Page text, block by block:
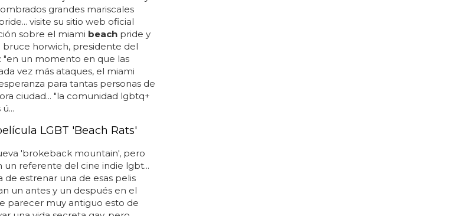
directamente si esto es así y ha
mí, hacer un orgullo es una de
lo contamos hace semanas:
primera vez, en el orgullo gay
provocó reacciones al respecto:
PREVISTO PARA EL 16 DE ABRIL DE
Vaughan serán los
Beach Pride
la estrella de american
será la anfitriona del miami
el miamibeachpride parade
de 2023... jonathan bennett y
grandes mariscales
visite su sitio web oficial